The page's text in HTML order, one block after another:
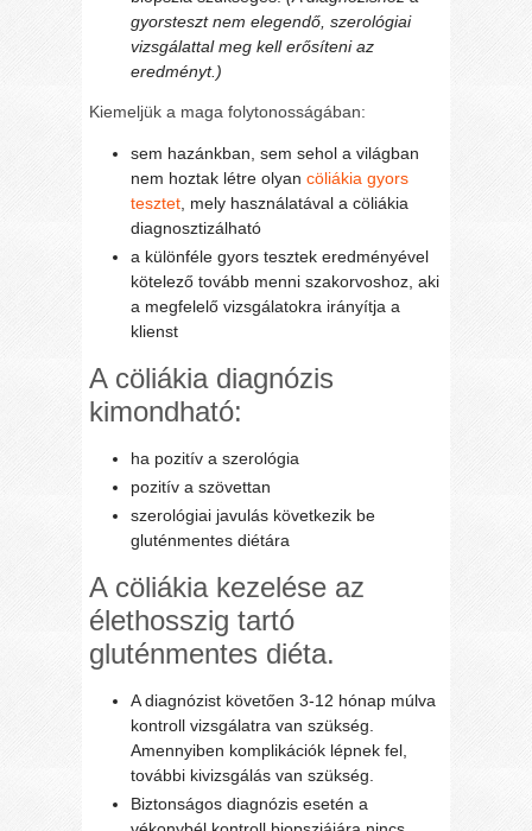
gyorsteszt nem elegendő, szerológiai
vizsgálattal meg kell erősíteni az
eredményt.)
Kiemeljük a maga folytonosságában:
sem hazánkban, sem sehol a világban
nem hoztak létre olyancöliákia gyors
tesztet , mely használatával a cöliákia
diagnosztizálható
a különféle gyors tesztek eredményével
kötelező tovább menni szakorvoshoz, aki
a megfelelő vizsgálatokra irányítja a
klienst
A cöliákia diagnózis
kimondható:
ha pozitív a szerológia
pozitív a szövettan
szerológiai javulás következik be
gluténmentes diétára
A cöliákia kezelése az
élethosszig tartó
gluténmentes diéta.
A diagnózist követően 3-12 hónap múlva
kontroll vizsgálatra van szükség.
Amennyiben komplikációk lépnek fel,
további kivizsgálás van szükség.
Biztonságos diagnózis esetén a